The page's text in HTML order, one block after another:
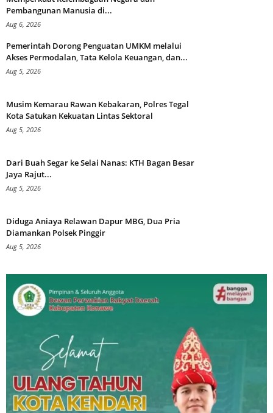
Pembangunan Manusia di...
Aug 6, 2026
Pemerintah Dorong Penguatan UMKM melalui
Akses Permodalan, Tata Kelola Keuangan, dan...
Aug 5, 2026
Musim Kemarau Rawan Kebakaran, Polres Tegal
Kota Satukan Kekuatan Lintas Sektoral
Aug 5, 2026
Dari Buah Segar ke Selai Nanas: KTH Bagan Besar
Jaya Rajut...
Aug 5, 2026
Diduga Aniaya Relawan Dapur MBG, Dua Pria
Diamankan Polsek Pinggir
Aug 5, 2026